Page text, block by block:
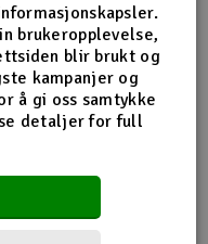
Black4x4 BL-2S
Blue4x4 BL-2S
brukeropplevelse,
blir brukt og
kampanjer og
å gi oss samtykke
detaljer for full